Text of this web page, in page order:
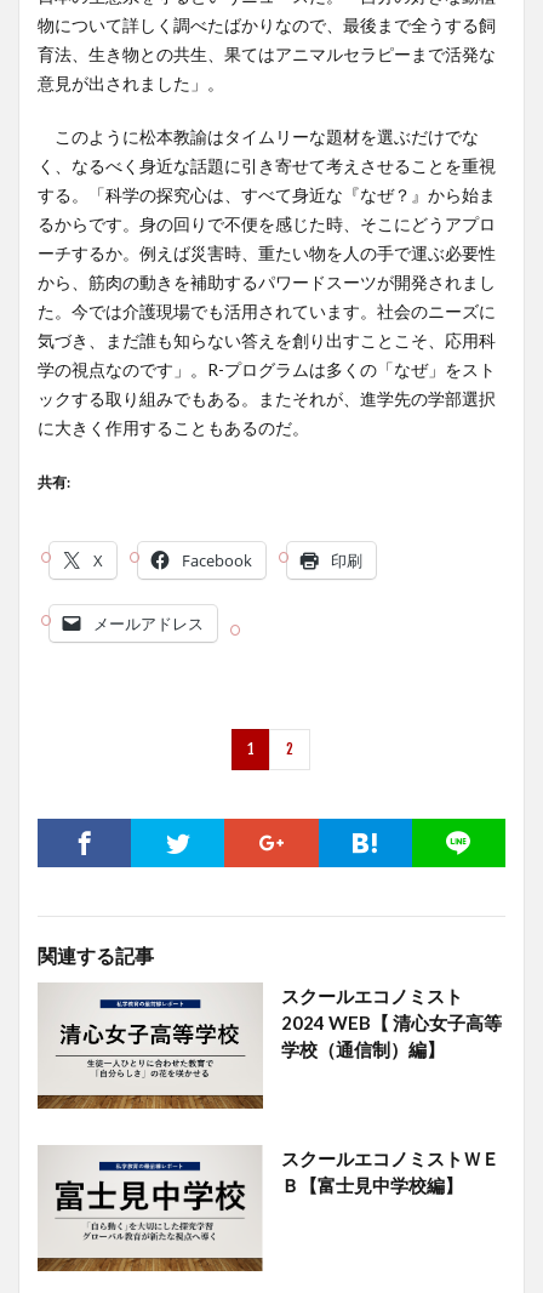
物について詳しく調べたばかりなので、最後まで全うする飼
育法、生き物との共生、果てはアニマルセラピーまで活発な
意見が出されました」。
このように松本教諭はタイムリーな題材を選ぶだけでな
く、なるべく身近な話題に引き寄せて考えさせることを重視
する。「科学の探究心は、すべて身近な『なぜ？』から始ま
るからです。身の回りで不便を感じた時、そこにどうアプロ
ーチするか。例えば災害時、重たい物を人の手で運ぶ必要性
から、筋肉の動きを補助するパワードスーツが開発されまし
た。今では介護現場でも活用されています。社会のニーズに
気づき、まだ誰も知らない答えを創り出すことこそ、応用科
学の視点なのです」。R-プログラムは多くの「なぜ」をスト
ックする取り組みでもある。またそれが、進学先の学部選択
に大きく作用することもあるのだ。
共有:
X Facebook 印刷
メールアドレス
1 2
関連する記事
スクールエコノミスト
2024 WEB【 清心女子高等
学校（通信制）編】
スクールエコノミストＷＥ
Ｂ【富士見中学校編】